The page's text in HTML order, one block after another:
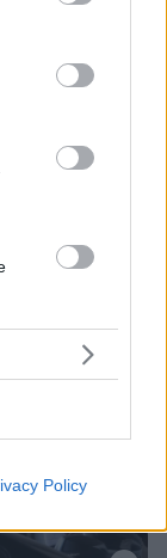
party tags to
below Google
Policy